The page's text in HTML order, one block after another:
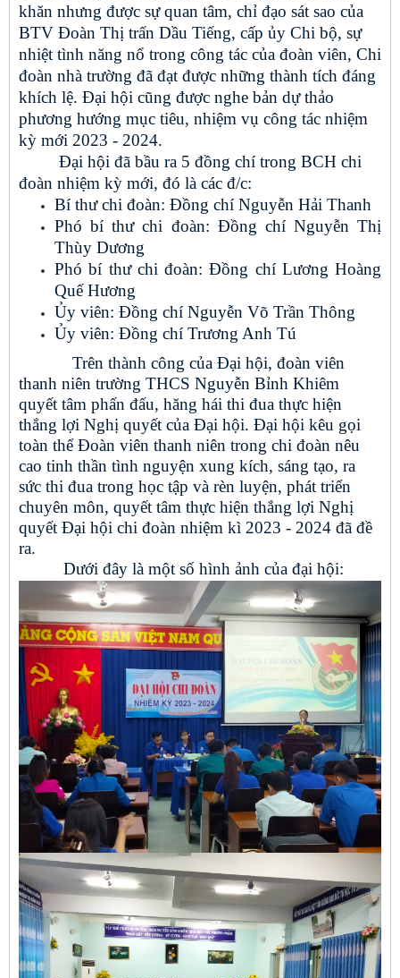
khăn nhưng được sự quan tâm, chỉ đạo sát sao của
BTV Đoàn Thị trấn Dầu Tiếng, cấp ủy Chi bộ, sự
nhiệt tình năng nổ trong công tác của đoàn viên, Chi
đoàn nhà trường đã đạt được những thành tích đáng
khích lệ. Đại hội cũng được nghe bản dự thảo
phương hướng mục tiêu, nhiệm vụ công tác nhiệm
kỳ mới 2023 - 2024.
Đại hội đã bầu ra 5 đồng chí trong BCH chi
đoàn nhiệm kỳ mới, đó là các đ/c:
Bí thư chi đoàn: Đồng chí Nguyễn Hải Thanh
Phó bí thư chi đoàn: Đồng chí Nguyễn Thị
Thùy Dương
Phó bí thư chi đoàn: Đồng chí Lương Hoàng
Quế Hương
Ủy viên: Đồng chí Nguyễn Võ Trần Thông
Ủy viên: Đồng chí Trương Anh Tú
Trên thành công của Đại hội, đoàn viên
thanh niên trường THCS Nguyễn Bỉnh Khiêm
quyết tâm phấn đấu, hăng hái thi đua thực hiện
thắng lợi Nghị quyết của Đại hội. Đại hội kêu gọi
toàn thể Đoàn viên thanh niên trong chi đoàn nêu
cao tinh thần tình nguyện xung kích, sáng tạo, ra
sức thi đua trong học tập và rèn luyện, phát triển
chuyên môn, quyết tâm thực hiện thắng lợi Nghị
quyết Đại hội chi đoàn nhiệm kì 2023 - 2024 đã đề
ra.
Dưới đây là một số hình ảnh của đại hội: